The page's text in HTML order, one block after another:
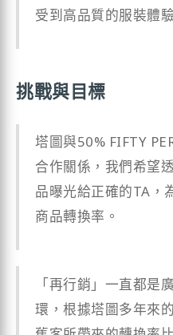
受到高品質的服裝體
挑戰與目標
塔圖與50% FIFTY
合作關係，我們希望
品曝光給正確的TA，
商品轉換率。
「再行銷」一直都是
環，根據塔圖多年來